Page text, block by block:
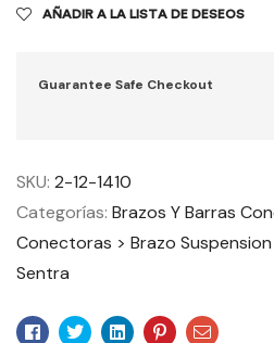
AÑADIR A LA LISTA DE DESEOS
Guarantee Safe Checkout
SKU: 2-12-1410
Categorías: Brazos Y Barras
Conectoras > Brazo
Sentra
Facebook
TwitterLinkedinPinterest
Email